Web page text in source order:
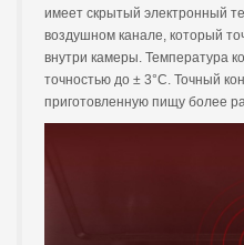
имеет скрытый электронный
воздушном канале, который
внутри камеры. Температура
точностью до ± 3°C. Точный
приготовленную пищу более